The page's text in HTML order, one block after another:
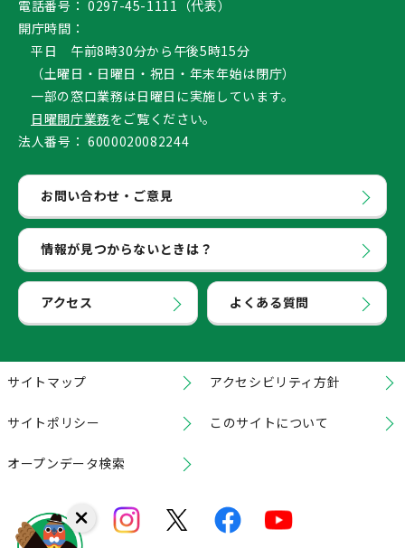
電話番号： 0297-45-1111（代表）
開庁時間：
平日 午前8時30分から午後5時15分
（土曜日・日曜日・祝日・年末年始は閉庁）
一部の窓口業務は日曜日に実施しています。
日曜開庁業務をご覧ください。
法人番号： 6000020082244
お問い合わせ・ご意見
情報が見つからないときは？
アクセス よくある質問
サイトマップ アクセシビリティ方針
サイトポリシー このサイトについて
オープンデータ検索